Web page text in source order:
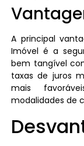
A principal
Imóvel é a
bem tangível
taxas de juros
mais
modalidades de